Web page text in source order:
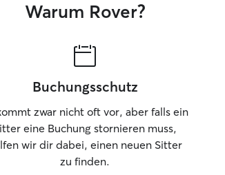
Warum Rover?
Buchungsschutz
zwar nicht oft vor, aber falls ein
eine Buchung stornieren muss,
wir dir dabei, einen neuen Sitter
zu finden.